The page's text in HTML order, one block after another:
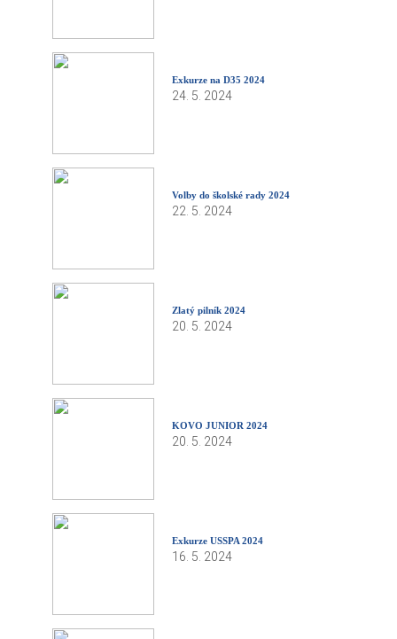
Exkurze na D35 2024
24. 5. 2024
Volby do školské rady 2024
22. 5. 2024
Zlatý pilník 2024
20. 5. 2024
KOVO JUNIOR 2024
20. 5. 2024
Exkurze USSPA 2024
16. 5. 2024